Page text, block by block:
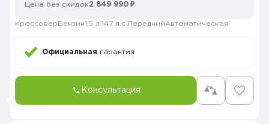
Цена без скидок2 849 990 ₽
Кроссовер Бензин1.5 л. 147 л.с. ПереднийАвтоматическая
Официальная гарантия
Консультация